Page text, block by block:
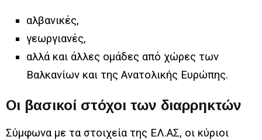
αλβανικές,
γεωργιανές,
αλλά και άλλες ομάδες από χώρες των
Βαλκανίων και της Ανατολικής Ευρώπης.
Οι βασικοί στόχοι των διαρρηκτών
Σύμφωνα με τα στοιχεία της ΕΛ.ΑΣ, οι κύριοι